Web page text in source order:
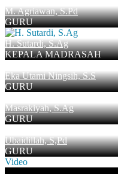
M. Agriawan, S.Pd
GURU
H. Sutardi, S.Ag
KEPALA MADRASAH
Eka Utami Ningsih, S.S
GURU
Masrakiyah, S.Ag
GURU
Ubaidillah, S,Pd
GURU
Video